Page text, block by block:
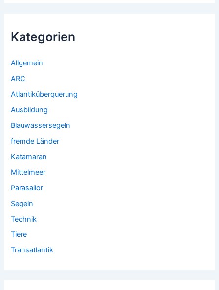
Kategorien
Allgemein
ARC
Atlantiküberquerung
Ausbildung
Blauwassersegeln
fremde Länder
Katamaran
Mittelmeer
Parasailor
Segeln
Technik
Tiere
Transatlantik